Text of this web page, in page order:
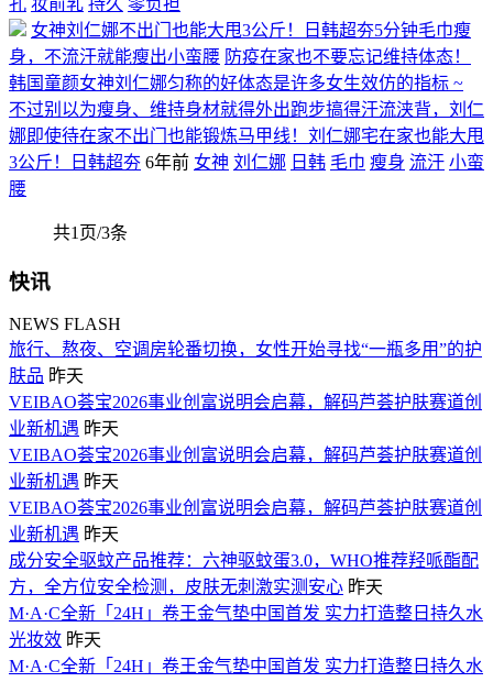
孔 妆前乳 持久 零负担
女神刘仁娜不出门也能大甩3公斤！日韩超夯5分钟毛巾瘦
身，不流汗就能瘦出小蛮腰 防疫在家也不要忘记维持体态！
韩国童颜女神刘仁娜匀称的好体态是许多女生效仿的指标 ~
不过别以为瘦身、维持身材就得外出跑步搞得汗流浃背，刘仁
娜即使待在家不出门也能锻炼马甲线！刘仁娜宅在家也能大甩
3公斤！日韩超夯 6年前 女神 刘仁娜 日韩 毛巾 瘦身 流汗 小蛮
腰
共1页/3条
快讯
NEWS FLASH
旅行、熬夜、空调房轮番切换，女性开始寻找“一瓶多用”的护
肤品 昨天
VEIBAO荟宝2026事业创富说明会启幕，解码芦荟护肤赛道创
业新机遇 昨天
VEIBAO荟宝2026事业创富说明会启幕，解码芦荟护肤赛道创
业新机遇 昨天
VEIBAO荟宝2026事业创富说明会启幕，解码芦荟护肤赛道创
业新机遇 昨天
成分安全驱蚊产品推荐：六神驱蚊蛋3.0，WHO推荐羟哌酯配
方，全方位安全检测，皮肤无刺激实测安心 昨天
M·A·C全新「24H」卷王金气垫中国首发 实力打造整日持久水
光妆效 昨天
M·A·C全新「24H」卷王金气垫中国首发 实力打造整日持久水